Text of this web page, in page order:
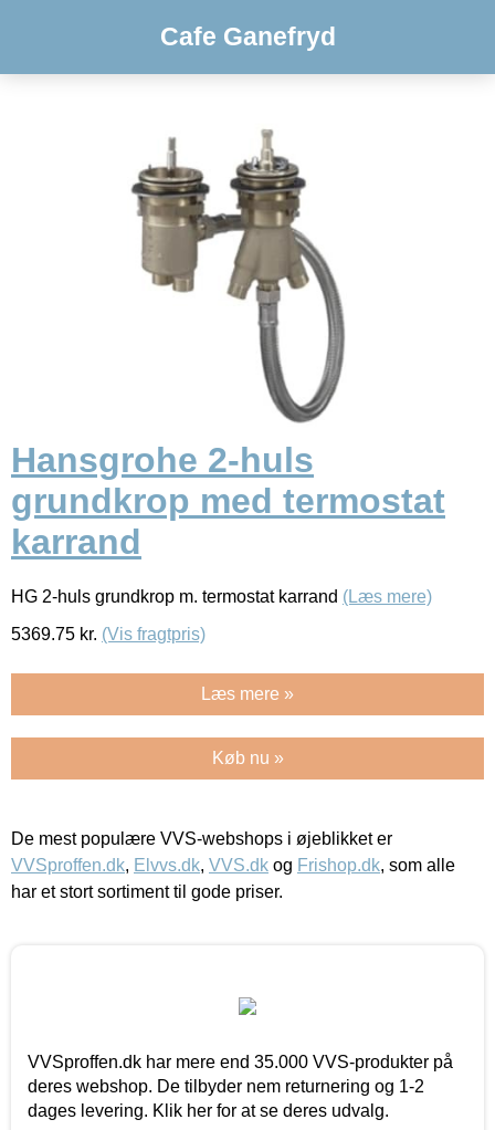
Cafe Ganefryd
Hansgrohe 2-huls
grundkrop med termostat
karrand
HG 2-huls grundkrop m. termostat karrand (Læs mere)
5369.75 kr. (Vis fragtpris)
Læs mere »
Køb nu »
De mest populære VVS-webshops i øjeblikket er
VVSproffen.dk, Elvvs.dk, VVS.dk og Frishop.dk, som alle
har et stort sortiment til gode priser.
VVSproffen.dk har mere end 35.000 VVS-produkter på
deres webshop. De tilbyder nem returnering og 1-2
dages levering. Klik her for at se deres udvalg.